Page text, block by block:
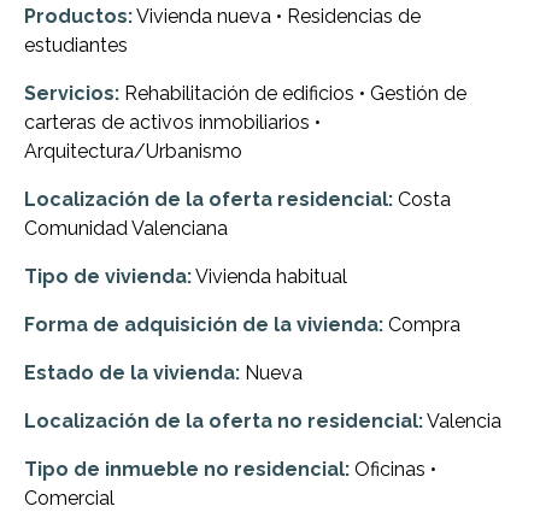
Productos:Vivienda nueva • Residencias de
estudiantes
Servicios: Rehabilitación de edificios • Gestión de
carteras de activos inmobiliarios •
Arquitectura/Urbanismo
Localización de la oferta residencial: Costa
Comunidad Valenciana
Tipo de vivienda:Vivienda habitual
Forma de adquisición de la vivienda: Compra
Estado de la vivienda: Nueva
Localización de la oferta no residencial:Valencia
Tipo de inmueble no residencial: Oficinas •
Comercial